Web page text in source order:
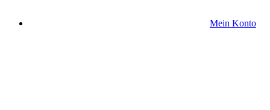
Mein Konto